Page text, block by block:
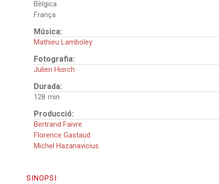
Bèlgica
França
Música:
Mathieu Lamboley
Fotografia:
Julien Hisrch
Durada:
128
Producció:
Bertrand Faivre
Florence Gastaud
Michel Hazanavicius
SINOPSI: